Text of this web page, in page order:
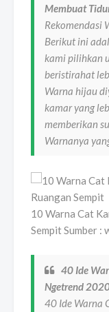
Membuat
Rekomendasi
Berikut ini
kami pilihkan
beristirahat
Warna hijau
kamar yang
memberikan
Warnanya
10 Warna Cat
Sempit Sumber :
40 Ide
Ngetrend
40 Ide Warna